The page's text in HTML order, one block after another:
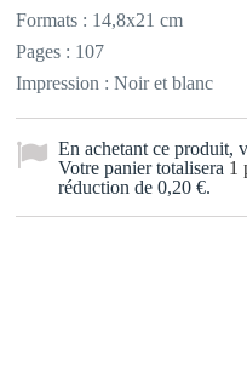
Formats : 14,8x21 cm
Pages : 107
Impression : Noir et blanc
En achetant ce produit,
Votre panier totalisera 1
réduction de 0,20 €.